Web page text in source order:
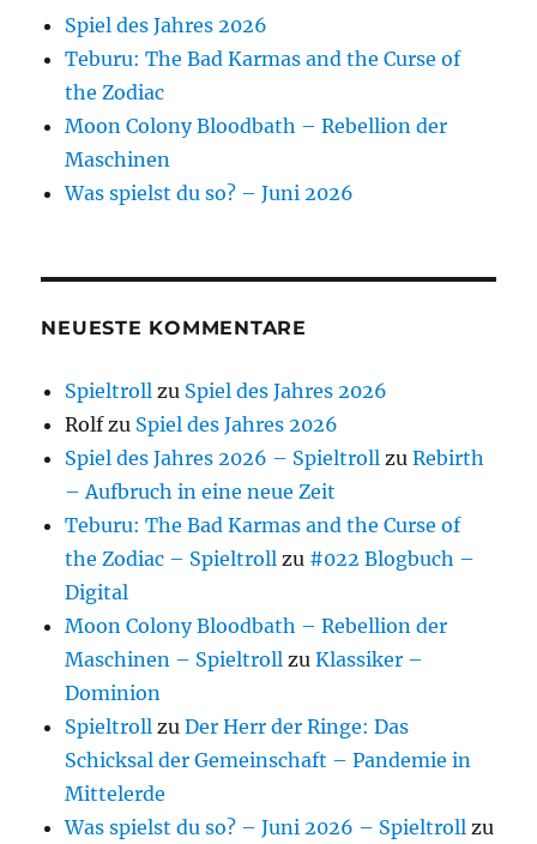
Spiel des Jahres 2026
Teburu: The Bad Karmas and the Curse of
the Zodiac
Moon Colony Bloodbath – Rebellion der
Maschinen
Was spielst du so? – Juni 2026
NEUESTE KOMMENTARE
Spieltroll zu Spiel des Jahres 2026
Rolfzu Spiel des Jahres 2026
Spiel des Jahres 2026 – Spieltroll zuRebirth
– Aufbruch in eine neue Zeit
Teburu: The Bad Karmas and the Curse of
the Zodiac – Spieltroll zu #022 Blogbuch –
Digital
Moon Colony Bloodbath – Rebellion der
Maschinen – Spieltroll zuKlassiker –
Dominion
Spieltroll zuDer Herr der Ringe: Das
Schicksal der Gemeinschaft – Pandemie in
Mittelerde
Was spielst du so? – Juni 2026 – Spieltroll zu